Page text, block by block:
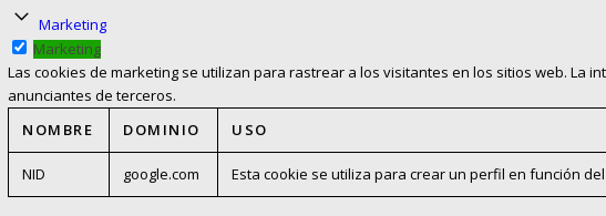
Marketing
Marketing
Las cookies de marketing se utilizan para rastrear a los visitantes en los sitios web.
anunciantes de terceros.
NOMBRE
DOMINIO USO
NID google.com Esta cookie se utiliza para crear un perfil en función